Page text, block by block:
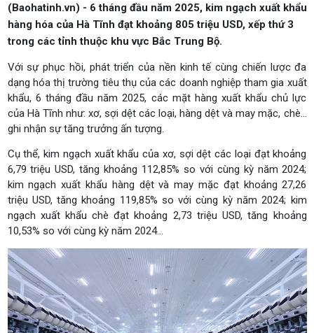
(Baohatinh.vn) - 6 tháng đầu năm 2025, kim ngạch xuất khẩu
hàng hóa của Hà Tĩnh đạt khoảng 805 triệu USD, xếp thứ 3
trong các tỉnh thuộc khu vực Bắc Trung Bộ.
Với sự phục hồi, phát triển của nền kinh tế cùng chiến lược đa
dạng hóa thị trường tiêu thụ của các doanh nghiệp tham gia xuất
khẩu, 6 tháng đầu năm 2025, các mặt hàng xuất khẩu chủ lực
của Hà Tĩnh như: xơ, sợi dệt các loại, hàng dệt và may mặc, chè...
ghi nhận sự tăng trưởng ấn tượng.
Cụ thể, kim ngạch xuất khẩu của xơ, sợi dệt các loại đạt khoảng
6,79 triệu USD, tăng khoảng 112,85% so với cùng kỳ năm 2024;
kim ngạch xuất khẩu hàng dệt và may mặc đạt khoảng 27,26
triệu USD, tăng khoảng 119,85% so với cùng kỳ năm 2024; kim
ngạch xuất khẩu chè đạt khoảng 2,73 triệu USD, tăng khoảng
10,53% so với cùng kỳ năm 2024...